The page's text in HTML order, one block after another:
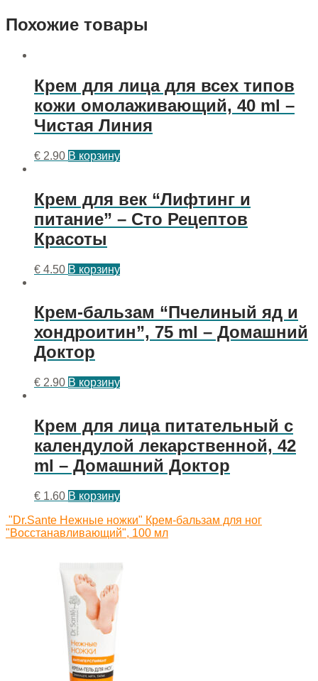
Похожие товары
Крем для лица для всех типов
кожи омолаживающий, 40 ml –
Чистая Линия
€ 2.90 В корзину
Крем для век “Лифтинг и
питание” – Сто Рецептов
Красоты
€ 4.50 В корзину
Крем-бальзам “Пчелиный яд и
хондроитин”, 75 ml – Домашний
Доктор
€ 2.90 В корзину
Крем для лица питательный с
календулой лекарственной, 42
ml – Домашний Доктор
€ 1.60 В корзину
"Dr.Sante Нежные ножки" Крем-бальзам для ног
"Восстанавливающий", 100 мл